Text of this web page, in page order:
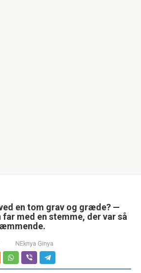
en tom grav og græde? —
med en stemme, der var så
NEknya Ginya